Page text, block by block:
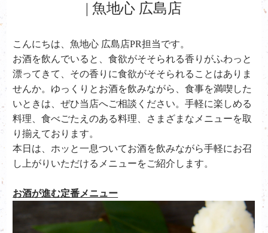
| 魚地心 広島店
こんにちは、魚地心 広島店PR担当です。
お酒を飲んでいると、食欲がそそられる香りがふわっと
漂ってきて、その香りに食欲がそそられることはありま
せんか。ゆっくりとお酒を飲みながら、食事を満喫した
いときは、ぜひ当店へご相談ください。手軽に楽しめる
料理、食べごたえのある料理、さまざまなメニューを取
り揃えております。
本日は、ホッと一息ついてお酒を飲みながら手軽にお召
し上がりいただけるメニューをご紹介します。
お酒が進む定番メニュー